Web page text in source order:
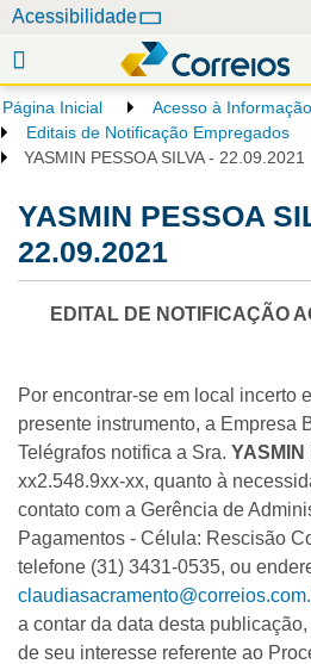
e
g
a
Acessibilidade
Página Inicial Acesso à Informação
Editais de Notificação Empregados
YASMIN PESSOA SILVA - 22.09.2021
YASMIN PESSOA
22.09.2021
EDITAL DE NOTIFICAÇÃO
Por encontrar-se em local incerto
presente instrumento, a Empresa
Telégrafos notifica a Sra. YASMIN
xx2.548.9xx-xx, quanto à
contato com a Gerência de
Pagamentos - Célula: Rescisão
telefone (31) 3431-0535, ou
a contar da data desta
de seu interesse referente ao